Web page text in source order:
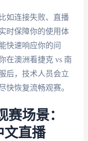
如连接失败、直播
时保障你的使用体
快速响应你的问
在澳洲看捷克 vs 南
后，技术人员会立
快恢复流畅观赛。
场景：
文直播